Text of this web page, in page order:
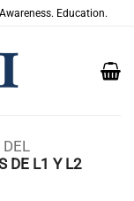
Education.
DE L1 Y L2